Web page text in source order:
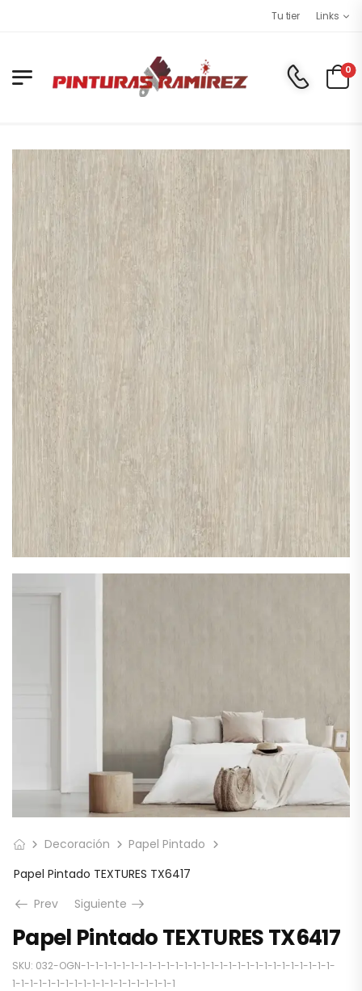
Tu tienda online de
Links
0
Decoración
Papel Pintado
Papel Pintado TEXTURES TX6417
Prev
Siguiente
Papel Pintado TEXTURES TX6417
SKU: 032-OGN-1-1-1-1-1-1-1-1-1-1-1-1-1-1-1-1-1-1-1-1-1-1-1-1-1-1-1-1-
1-1-1-1-1-1-1-1-1-1-1-1-1-1-1-1-1-1-1